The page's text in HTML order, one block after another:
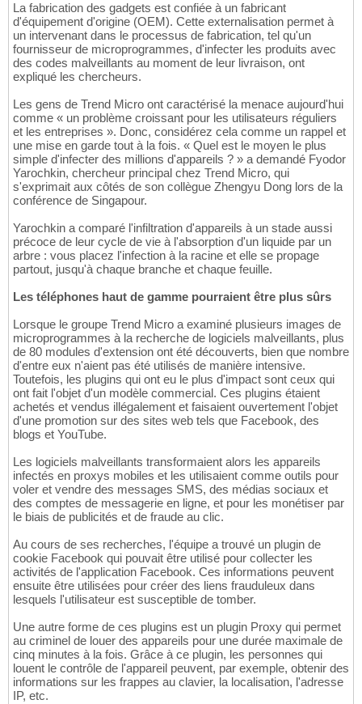
La fabrication des gadgets est confiée à un fabricant
d'équipement d'origine (OEM). Cette externalisation permet à
un intervenant dans le processus de fabrication, tel qu'un
fournisseur de microprogrammes, d'infecter les produits avec
des codes malveillants au moment de leur livraison, ont
expliqué les chercheurs.
Les gens de Trend Micro ont caractérisé la menace aujourd'hui
comme « un problème croissant pour les utilisateurs réguliers
et les entreprises ». Donc, considérez cela comme un rappel et
une mise en garde tout à la fois. « Quel est le moyen le plus
simple d'infecter des millions d'appareils ? » a demandé Fyodor
Yarochkin, chercheur principal chez Trend Micro, qui
s'exprimait aux côtés de son collègue Zhengyu Dong lors de la
conférence de Singapour.
Yarochkin a comparé l'infiltration d'appareils à un stade aussi
précoce de leur cycle de vie à l'absorption d'un liquide par un
arbre : vous placez l'infection à la racine et elle se propage
partout, jusqu'à chaque branche et chaque feuille.
Les téléphones haut de gamme pourraient être plus sûrs
Lorsque le groupe Trend Micro a examiné plusieurs images de
microprogrammes à la recherche de logiciels malveillants, plus
de 80 modules d'extension ont été découverts, bien que nombre
d'entre eux n'aient pas été utilisés de manière intensive.
Toutefois, les plugins qui ont eu le plus d'impact sont ceux qui
ont fait l'objet d'un modèle commercial. Ces plugins étaient
achetés et vendus illégalement et faisaient ouvertement l'objet
d'une promotion sur des sites web tels que Facebook, des
blogs et YouTube.
Les logiciels malveillants transformaient alors les appareils
infectés en proxys mobiles et les utilisaient comme outils pour
voler et vendre des messages SMS, des médias sociaux et
des comptes de messagerie en ligne, et pour les monétiser par
le biais de publicités et de fraude au clic.
Au cours de ses recherches, l'équipe a trouvé un plugin de
cookie Facebook qui pouvait être utilisé pour collecter les
activités de l'application Facebook. Ces informations peuvent
ensuite être utilisées pour créer des liens frauduleux dans
lesquels l'utilisateur est susceptible de tomber.
Une autre forme de ces plugins est un plugin Proxy qui permet
au criminel de louer des appareils pour une durée maximale de
cinq minutes à la fois. Grâce à ce plugin, les personnes qui
louent le contrôle de l'appareil peuvent, par exemple, obtenir des
informations sur les frappes au clavier, la localisation, l'adresse
IP, etc.